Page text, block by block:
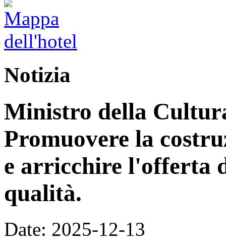
Notizia
Ministro della
Promuovere la
e arricchire l'offerta
qualità.
Date: 2025-12-13